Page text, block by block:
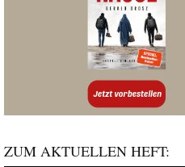
ZUM AKTUELLEN HEFT: